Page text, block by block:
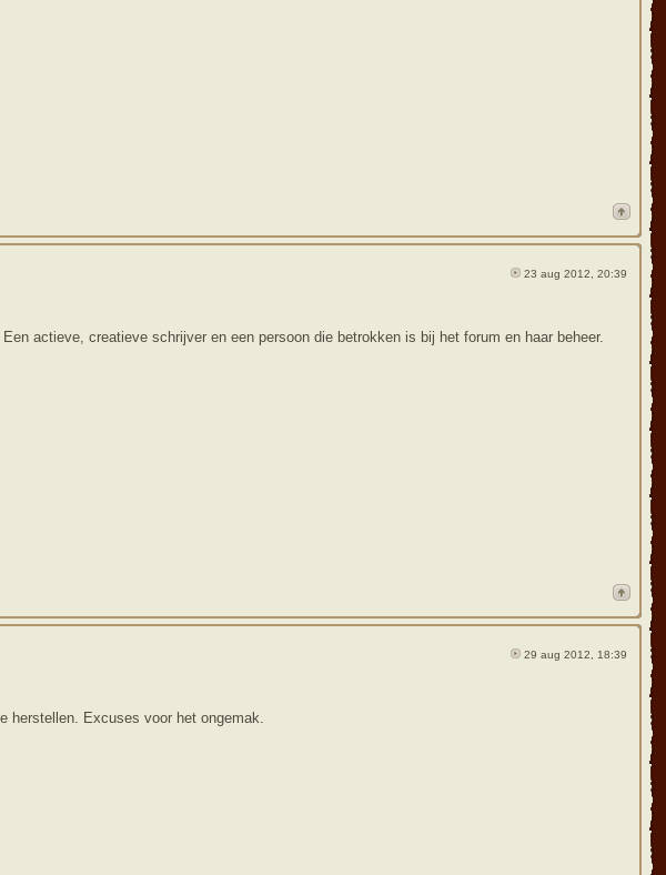
23 aug 2012, 20:39
actieve, creatieve schrijver en een persoon die betrokken is bij het forum en haar beheer.
29 aug 2012, 18:39
herstellen. Excuses voor het ongemak.